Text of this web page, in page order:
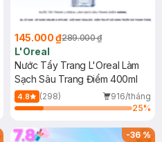
145.000 ₫289.000 ₫
L'Oreal
Nước Tẩy Trang L'Oreal Làm
Sạch Sâu Trang Điểm 400ml
4.8 (298)
916/tháng
25%
-36%